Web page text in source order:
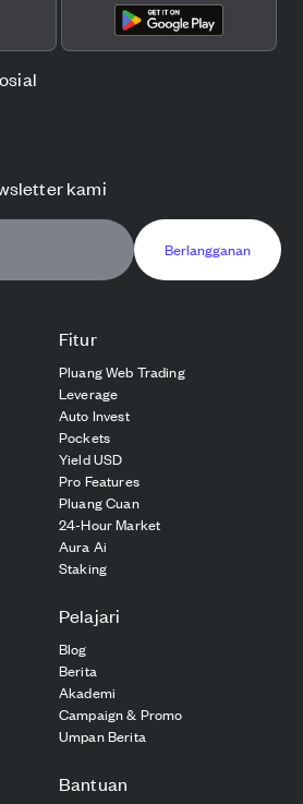
Fitur
Pluang Web Trading
Leverage
Auto Invest
Pockets
Yield USD
Pro Features
Pluang Cuan
24-Hour Market
Aura Ai
Staking
Pelajari
Blog
Berita
Akademi
Campaign & Promo
Umpan Berita
Bantuan
kami
Berlangganan